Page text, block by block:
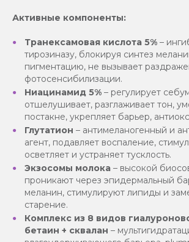
Активные компоненты:
Транексамовая кислота 5% –
тирозиназу, блокируя синтез
пигментацию, не вызывает
фотосенсибилизации.
Ниацинамид 5% – регулирует
отшелушивает, разглаживает тон,
постакне, укрепляет барьер,
Глутатион – антимеланогенный и
агент, подавляет воспаление,
осветляет и устраняет тусклость.
Экзосомы молока – высокой
проникают через эпидермальный
меланин, стимулируют липиды и
старение.
Комплекс из 8 видов
бетаин + сквалан –